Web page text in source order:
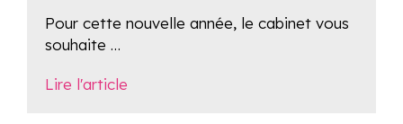
Pour cette nouvelle année, le cabinet vous
souhaite …
Lire l'article